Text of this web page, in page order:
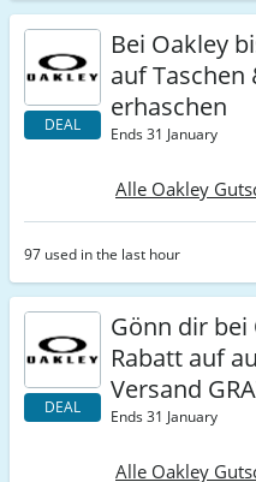
DEAL
Bei Oakley
auf Taschen
erhaschen
Ends 31 January
Alle Oakley
97 used in the last hour
DEAL
Gönn dir bei
Rabatt auf
Versand
Ends 31 January
Alle Oakley